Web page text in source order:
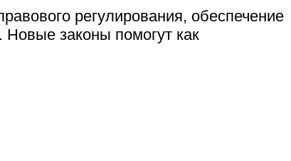
регулирования, обеспечение
Новые законы помогут как